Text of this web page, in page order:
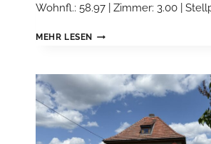
Wohnfl.: 58.97 | Zimmer: 3.00 |
MEHR LESEN
„PROVISIONSFREI
KÄUFER“
VERMIETETE
WOHNUNG
IN
CITY-